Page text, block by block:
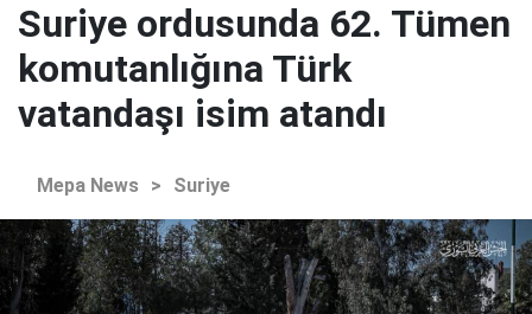
Suriye ordusunda 62. Tümen
komutanlığına Türk
vatandaşı isim atandı
Mepa News > Suriye